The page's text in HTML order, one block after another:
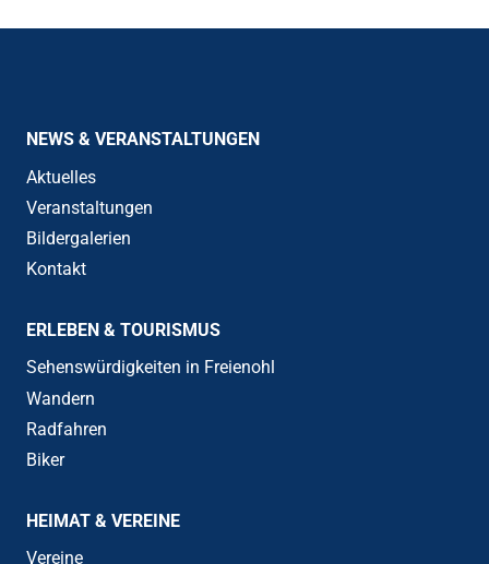
NEWS & VERANSTALTUNGEN
Aktuelles
Veranstaltungen
Bildergalerien
Kontakt
ERLEBEN & TOURISMUS
Sehenswürdigkeiten in Freienohl
Wandern
Radfahren
Biker
HEIMAT & VEREINE
Vereine